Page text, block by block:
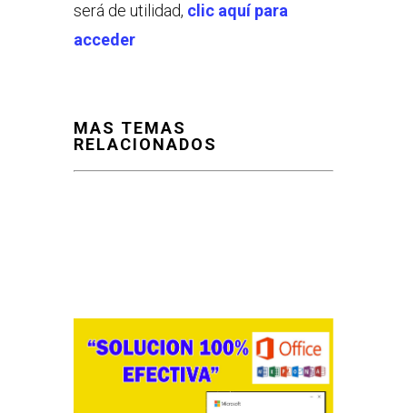
será de utilidad, clic aquí para
acceder
MAS TEMAS
RELACIONADOS